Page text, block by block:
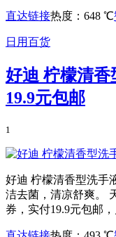
直达链接热度：648 ℃
日用百货
好迪 柠檬清香
19.9元包邮
1
好迪 柠檬清香型洗手
洁去菌，清凉舒爽。
券，实付19.9元包邮，